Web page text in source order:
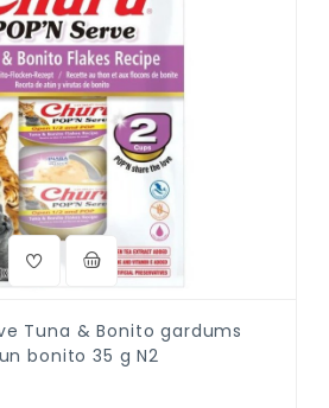
Tuna & Bonito gardums
bonito 35 g N2